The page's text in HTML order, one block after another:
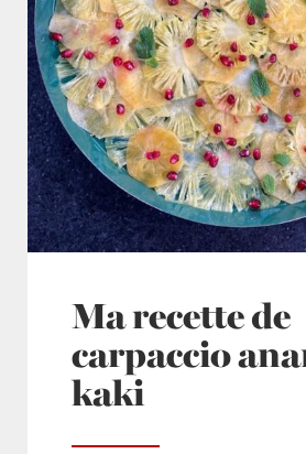
Ma recette de
carpaccio
kaki